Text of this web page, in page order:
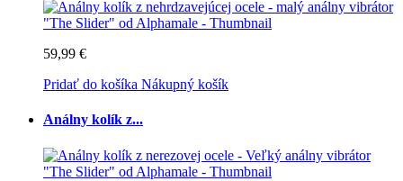
59,99 €
Pridať do košíka Nákupný košík
Análny kolík z...